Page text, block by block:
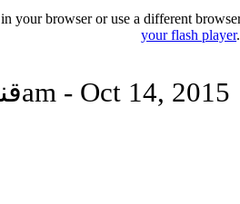
in your browser or use a different
your flash player.
قناة الطريق » 2am - Oct 14, 2015